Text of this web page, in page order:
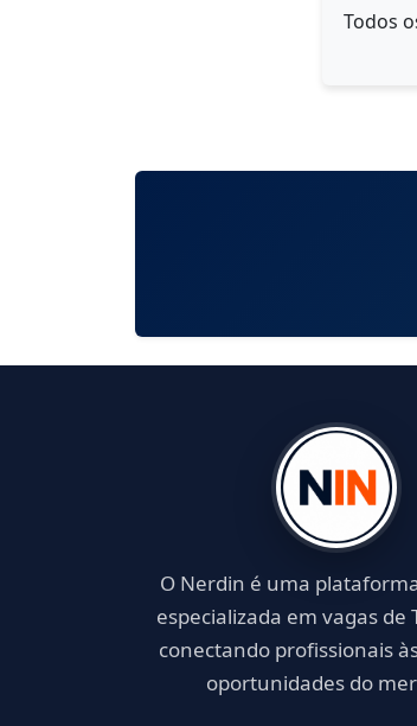
Todos
O Nerdin é uma
especializada em vagas de
conectando profissionais
oportunidades do